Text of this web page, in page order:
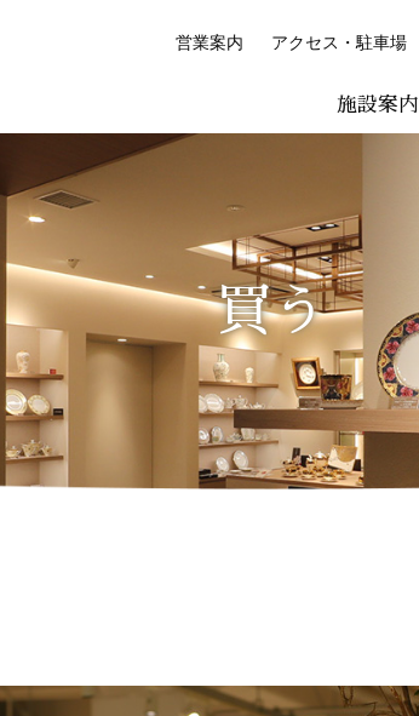
営業案内 アクセス・駐車場
施設案内
絵付け体験コーナー
简体中文 (PDF:2.7MB)
買う